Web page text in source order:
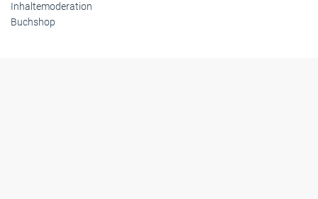
Inhaltemoderation
Buchshop